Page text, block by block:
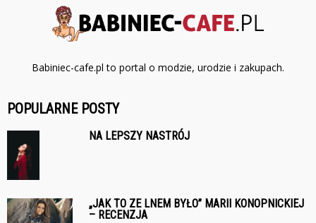
Babiniec-cafe.pl to portal o modzie, urodzie i zakupach.
POPULARNE POSTY
NA LEPSZY NASTRÓJ
„JAK TO ZE LNEM BYŁO” MARII KONOPNICKIEJ
– RECENZJA